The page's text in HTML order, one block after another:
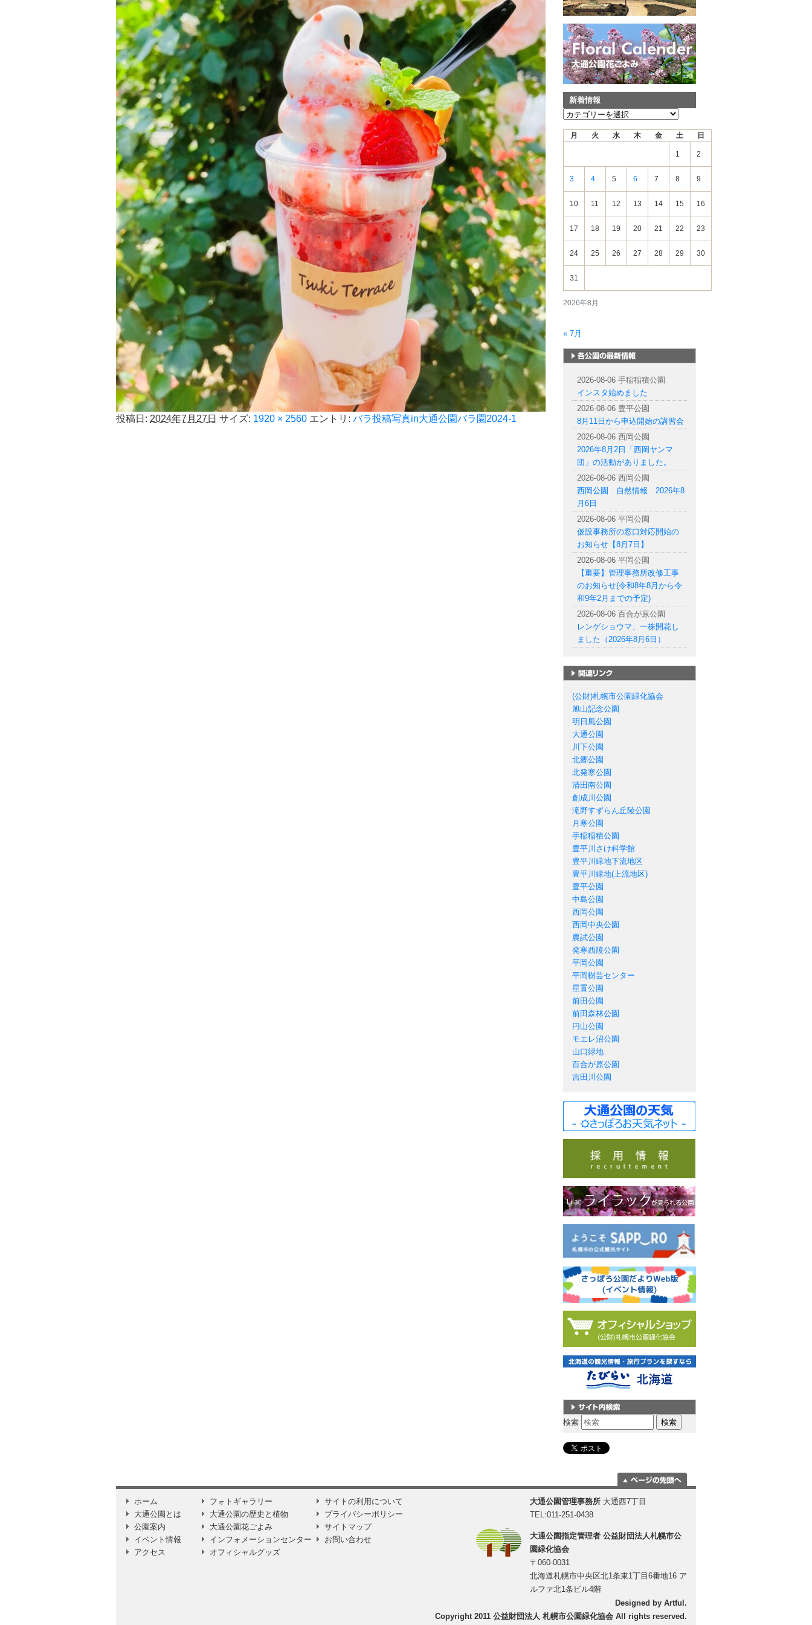
投稿日: 2024年7月27日 サイズ: 1920 × 2560 エントリ: バラ投稿写真in大通公園バラ園2024-1
新着情報
新
2026年8月
月 火 水 木 金 土 日
1 2
3 4 5 6 7 8 9
10 11 12 13 14 15 16
17 18 19 20 21 22 23
24 25 26 27 28 29 30
31
« 7月
2026-08-06 手稲稲積公園
インスタ始めました
2026-08-06 豊平公園
8月11日から申込開始の講習会
2026-08-06 西岡公園
2026年8月2日「西岡ヤンマ
団」の活動がありました。
2026-08-06 西岡公園
西岡公園 自然情報 2026年8
月6日
2026-08-06 平岡公園
仮設事務所の窓口対応開始の
お知らせ【8月7日】
2026-08-06 平岡公園
【重要】管理事務所改修工事
のお知らせ(令和8年8月から令
和9年2月までの予定)
2026-08-06 百合が原公園
レンゲショウマ、一株開花し
ました（2026年8月6日）
(公財)札幌市公園緑化協会
旭山記念公園
明日風公園
大通公園
川下公園
北郷公園
北発寒公園
清田南公園
創成川公園
滝野すずらん丘陵公園
月寒公園
手稲稲積公園
豊平川さけ科学館
豊平川緑地下流地区
豊平川緑地(上流地区)
豊平公園
中島公園
西岡公園
西岡中央公園
農試公園
発寒西陵公園
平岡公園
平岡樹芸センター
星置公園
前田公園
前田森林公園
円山公園
モエレ沼公園
山口緑地
百合が原公園
吉田川公園
サイト内検索
検索
に移動
ホーム
大通公園とは
公園案内
イベント情報
アクセス
フォトギャラリー
大通公園の歴史と植物
大通公園花ごよみ
インフォメーションセンター
オフィシャルグッズ
サイトの利用について
プライバシーポリシー
サイトマップ
お問い合わせ
大通公園管理事務所 大通西7丁目
TEL:011-251-0438
大通公園指定管理者 公益財団法人札幌市公
園緑化協会
〒060-0031
北海道札幌市中央区北1条東1丁目6番地16 ア
ルファ北1条ビル4階
Designed by Artful.
Copyright 2011 公益財団法人 札幌市公園緑化協会 All rights reserved.